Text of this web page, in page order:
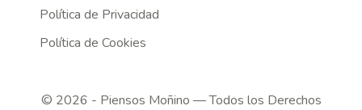
Política de Privacidad
Política de Cookies
© 2026 - Piensos Moñino — Todos los Derechos